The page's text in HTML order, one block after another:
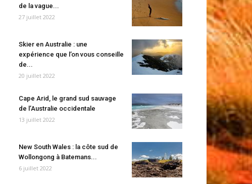
de la vague...
27 juillet 2022
Skier en Australie : une
expérience que l’on vous conseille
de...
20 juillet 2022
Cape Arid, le grand sud sauvage
de l’Australie occidentale
13 juillet 2022
New South Wales : la côte sud de
Wollongong à Batemans...
6 juillet 2022